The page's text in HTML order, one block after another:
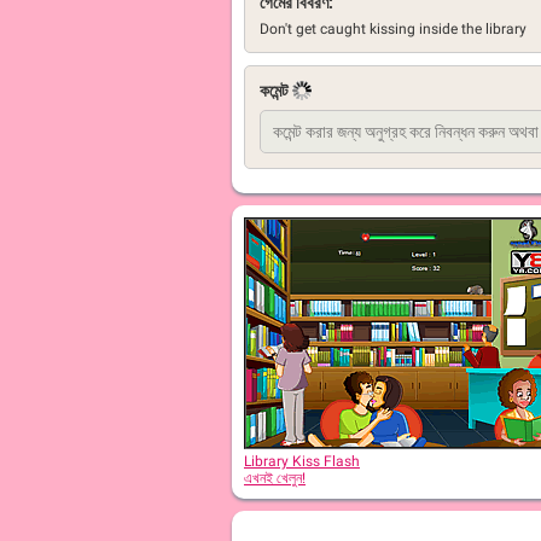
Don't get caught kissing inside the library
কমেন্ট
Library Kiss Flash
এখনই খেলুন!